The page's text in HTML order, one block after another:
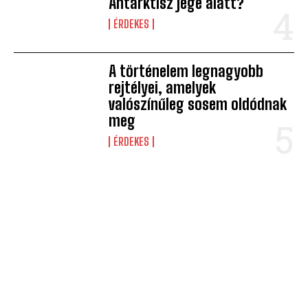
ÉRDEKES
A történelem legnagyobb
rejtélyei, amelyek
valószínűleg sosem oldódnak
meg
ÉRDEKES